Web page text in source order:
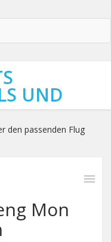
UND
den passenden Flug
Mon